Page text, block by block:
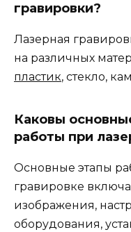
гравировки?
Лазерная
на различных
пластик, стекло,
Каковы
работы при
Основные этапы
гравировке
изображения,
оборудования,